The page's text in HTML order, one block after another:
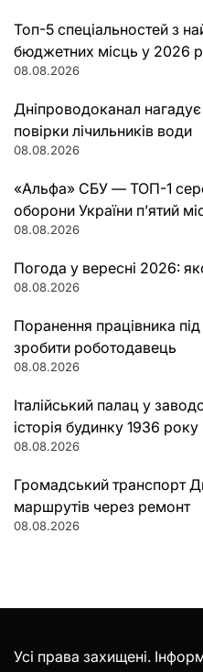
Топ-5 спеціальностей з
бюджетних місць у 2026
08.08.2026
Дніпроводоканал
повірки лічильників води
08.08.2026
«Альфа» СБУ — ТОП-1
оборони України п’ятий
08.08.2026
Погода у вересні 2026:
08.08.2026
Поранення працівника
зробити роботодавець
08.08.2026
Італійський палац у
історія будинку 1936 року
08.08.2026
Громадський транспорт
маршрутів через ремонт
08.08.2026
Усі права захищені.